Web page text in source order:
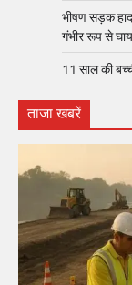
भीषण सड़क
गंभीर रूप से
11 साल की
ताजा खबरें